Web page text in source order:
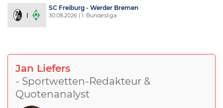
SC Freiburg - Werder Bremen
30.08.2026 | 1. Bundesliga
Jan Liefers
- Sportwetten-Redakteur &
Quotenanalyst